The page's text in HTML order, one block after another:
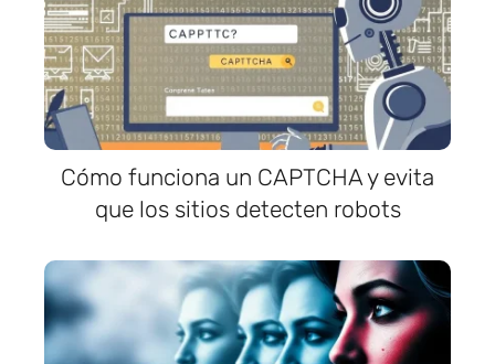
Cómo funciona un CAPTCHA y evita
que los sitios detecten robots